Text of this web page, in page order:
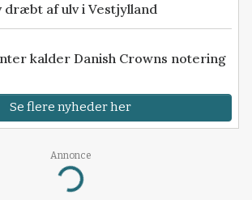
dræbt af ulv i Vestjylland
kalder Danish Crowns notering
Se flere nyheder her
Annonce
Loading...